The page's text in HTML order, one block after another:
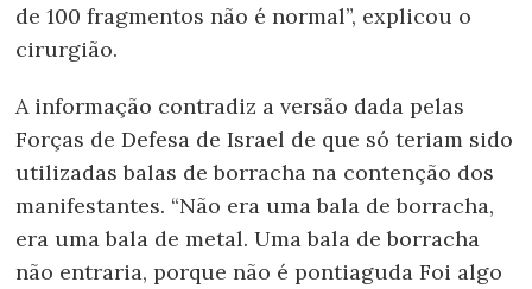
de 100 fragmentos não é normal”, explicou o
cirurgião.
A informação contradiz a versão dada pelas
Forças de Defesa de Israel de que só teriam sido
utilizadas balas de borracha na contenção dos
manifestantes. “Não era uma bala de borracha,
era uma bala de metal. Uma bala de borracha
não entraria, porque não é pontiaguda Foi algo